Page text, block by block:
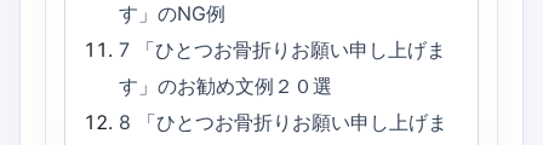
す」のNG例
7
「ひとつお骨折りお願い申し上げま
す」のお勧め文例２０選
8
「ひとつお骨折りお願い申し上げま